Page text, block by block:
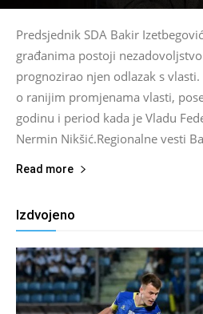
Predsjednik SDA Bakir
građanima postoji
prognozirao njen odlazak s
o ranijim promjenama vlasti,
godinu i period kada je Vladu
Nermin Nikšić.Regionalne vesti
Read more
Izdvojeno